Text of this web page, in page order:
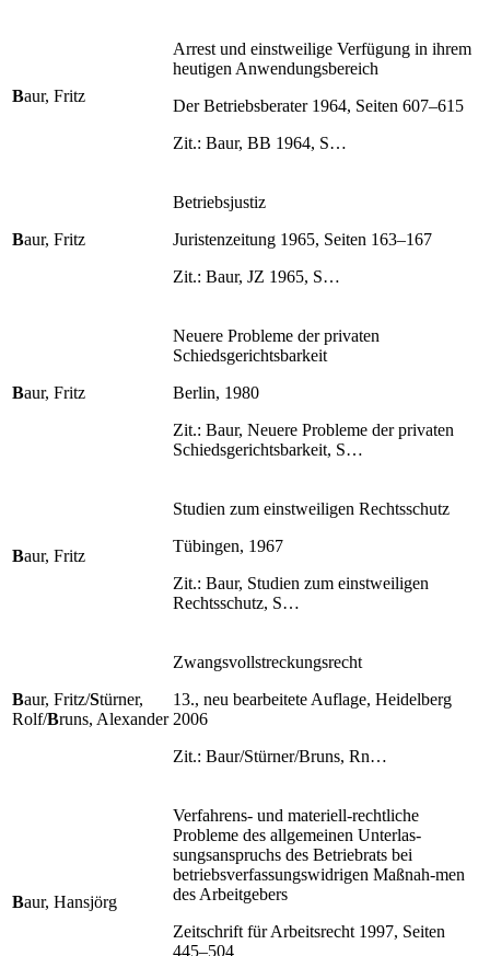
Baur, Fritz
Arrest und einstweilige Verfügung in ihrem
heutigen Anwendungsbereich
Der Betriebsberater 1964, Seiten 607–615
Zit.: Baur, BB 1964, S…
Baur, Fritz
Betriebsjustiz
Juristenzeitung 1965, Seiten 163–167
Zit.: Baur, JZ 1965, S…
Baur, Fritz
Neuere Probleme der privaten
Schiedsgerichtsbarkeit
Berlin, 1980
Zit.: Baur, Neuere Probleme der privaten
Schiedsgerichtsbarkeit, S…
Baur, Fritz
Studien zum einstweiligen Rechtsschutz
Tübingen, 1967
Zit.: Baur, Studien zum einstweiligen
Rechtsschutz, S…
Baur, Fritz/Stürner,
Rolf/Bruns, Alexander
Zwangsvollstreckungsrecht
13., neu bearbeitete Auflage, Heidelberg
2006
Zit.: Baur/Stürner/Bruns, Rn…
Baur, Hansjörg
Verfahrens- und materiell-rechtliche
Probleme des allgemeinen Unterlas-
sungsanspruchs des Betriebrats bei
betriebsverfassungswidrigen Maßnah-men
des Arbeitgebers
Zeitschrift für Arbeitsrecht 1997, Seiten
445–504